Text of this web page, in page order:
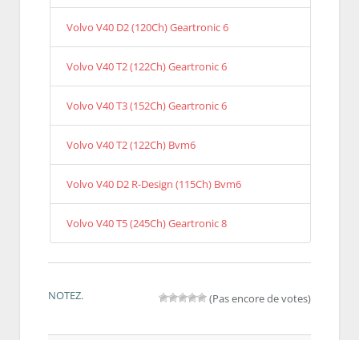
Volvo V40 D2 (120Ch) Geartronic 6
Volvo V40 T2 (122Ch) Geartronic 6
Volvo V40 T3 (152Ch) Geartronic 6
Volvo V40 T2 (122Ch) Bvm6
Volvo V40 D2 R-Design (115Ch) Bvm6
Volvo V40 T5 (245Ch) Geartronic 8
NOTEZ. (Pas encore de votes)